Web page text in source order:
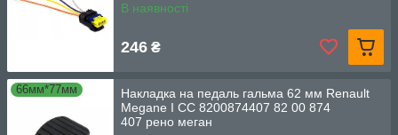
В наявності
246 ₴
66мм*77мм
Накладка на педаль гальма 62 мм Renault
Megane I CC 8200874407 82 00 874
407 рено меган